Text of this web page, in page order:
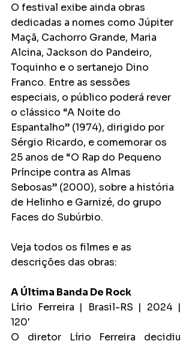
O festival exibe ainda obras
dedicadas a nomes como Júpiter
Maçã, Cachorro Grande, Maria
Alcina, Jackson do Pandeiro,
Toquinho e o sertanejo Dino
Franco. Entre as sessões
especiais, o público poderá rever
o clássico “A Noite do
Espantalho” (1974), dirigido por
Sérgio Ricardo, e comemorar os
25 anos de “O Rap do Pequeno
Príncipe contra as Almas
Sebosas” (2000), sobre a história
de Helinho e Garnizé, do grupo
Faces do Subúrbio.
Veja todos os filmes e as
descrições das obras:
A Última Banda De Rock
Lírio Ferreira | Brasil-RS | 2024 |
120'
O diretor Lírio Ferreira decidiu